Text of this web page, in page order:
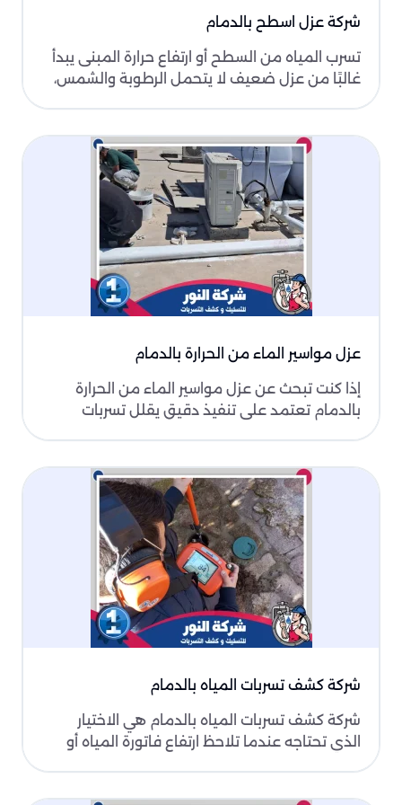
وسنكون جاهزين لتلبية احتياجاتك.
شركة عزل اسطح بالدمام
تسرب المياه من السطح أو ارتفاع حرارة المبنى يبدأ
غالبًا من عزل ضعيف لا يتحمل الرطوبة والشمس،
عزل مواسير الماء من الحرارة بالدمام
إذا كنت تبحث عن عزل مواسير الماء من الحرارة
بالدمام تعتمد على تنفيذ دقيق يقلل تسربات
شركة كشف تسربات المياه بالدمام
شركة كشف تسربات المياه بالدمام هي الاختيار
الذي تحتاجه عندما تلاحظ ارتفاع فاتورة المياه أو